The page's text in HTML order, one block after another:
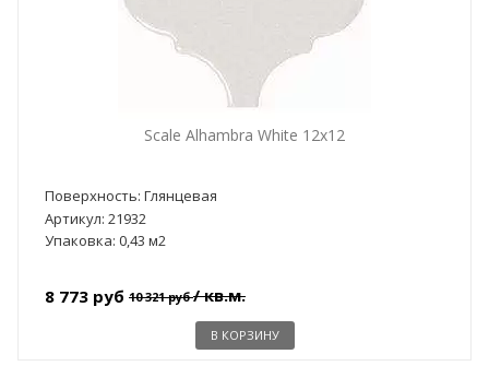
Scale Alhambra White 12x12
Поверхность: Глянцевая
Артикул: 21932
Упаковка: 0,43 м2
8 773 руб 10 321 руб/ кв.м.
В КОРЗИНУ